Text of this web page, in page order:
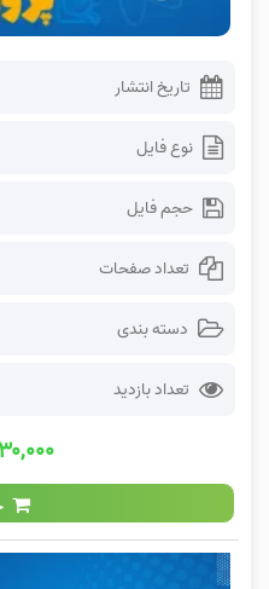
تاریخ انتشار
نوع فایل
حجم فایل
تعداد صفحات
دسته بندی
تعداد بازدید
۳۰,۰۰۰ تومان